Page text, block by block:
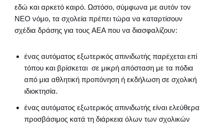
εδώ και αρκετό καιρό. Ωστόσο, σύμφωνα με αυτόν τον
ΝΕΟ νόμο, τα σχολεία πρέπει τώρα να καταρτίσουν
σχέδια δράσης για τους AEΑ που να διασφαλίζουν:
ένας αυτόματος εξωτερικός απινιδωτής παρέχεται επί
τόπου και βρίσκεται σε μικρή απόσταση με τα πόδια
από μια αθλητική προπόνηση ή εκδήλωση σε σχολική
ιδιοκτησία.
ένας αυτόματος εξωτερικός απινιδωτής είναι ελεύθερα
προσβάσιμος κατά τη διάρκεια όλων των σχολικών